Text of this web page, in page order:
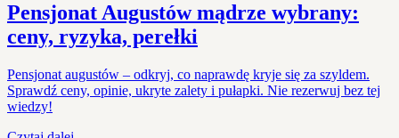
Pensjonat Augustów mądrze wybrany:
ceny, ryzyka, perełki
Pensjonat augustów – odkryj, co naprawdę kryje się za szyldem.
Sprawdź ceny, opinie, ukryte zalety i pułapki. Nie rezerwuj bez tej
wiedzy!